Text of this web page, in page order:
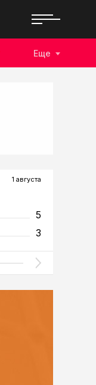
Еще
1 августа
5
3